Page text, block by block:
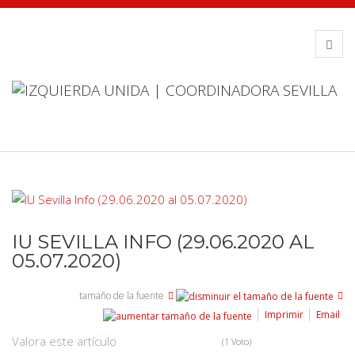
IU SEVILLA INFO (29.06.2020 AL
05.07.2020)
tamaño de la fuente
Imprimir
Email
Valora este artículo (1 Voto)